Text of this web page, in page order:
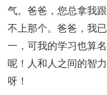
气。爸爸，您总拿我
不上那个。爸爸，我
一，可我的学习也算
呢！人和人之间的智
呀！